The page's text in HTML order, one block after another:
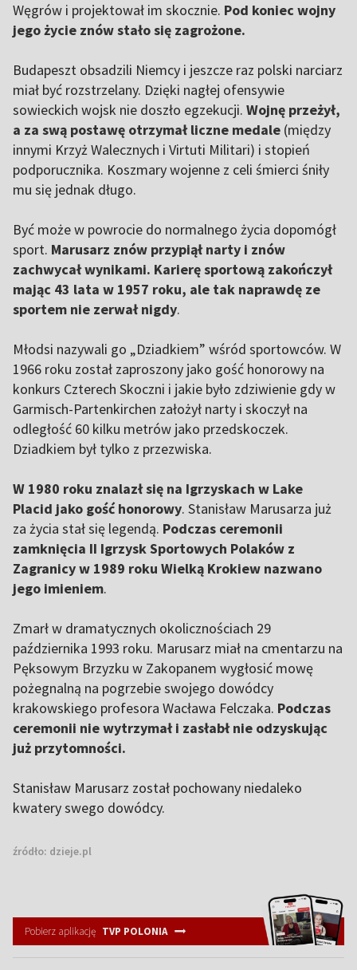
Węgrów i projektował im skocznie. Pod koniec wojny
jego życie znów stało się zagrożone.
Budapeszt obsadzili Niemcy i jeszcze raz polski narciarz
miał być rozstrzelany. Dzięki nagłej ofensywie
sowieckich wojsk nie doszło egzekucji. Wojnę przeżył,
a za swą postawę otrzymał liczne medale (między
innymi Krzyż Walecznych i Virtuti Militari) i stopień
podporucznika. Koszmary wojenne z celi śmierci śniły
mu się jednak długo.
Być może w powrocie do normalnego życia dopomógł
sport. Marusarz znów przypiął narty i znów
zachwycał wynikami. Karierę sportową zakończył
mając 43 lata w 1957 roku, ale tak naprawdę ze
sportem nie zerwał nigdy.
Młodsi nazywali go „Dziadkiem” wśród sportowców. W
1966 roku został zaproszony jako gość honorowy na
konkurs Czterech Skoczni i jakie było zdziwienie gdy w
Garmisch-Partenkirchen założył narty i skoczył na
odległość 60 kilku metrów jako przedskoczek.
Dziadkiem był tylko z przezwiska.
W 1980 roku znalazł się na Igrzyskach w Lake
Placid jako gość honorowy. Stanisław Marusarza już
za życia stał się legendą. Podczas ceremonii
zamknięcia II Igrzysk Sportowych Polaków z
Zagranicy w 1989 roku Wielką Krokiew nazwano
jego imieniem.
Zmarł w dramatycznych okolicznościach 29
października 1993 roku. Marusarz miał na cmentarzu na
Pęksowym Brzyzku w Zakopanem wygłosić mowę
pożegnalną na pogrzebie swojego dowódcy
krakowskiego profesora Wacława Felczaka. Podczas
ceremonii nie wytrzymał i zasłabł nie odzyskując
już przytomności.
Stanisław Marusarz został pochowany niedaleko
kwatery swego dowódcy.
źródło: dzieje.pl
Pobierz aplikację TVP POLONIA